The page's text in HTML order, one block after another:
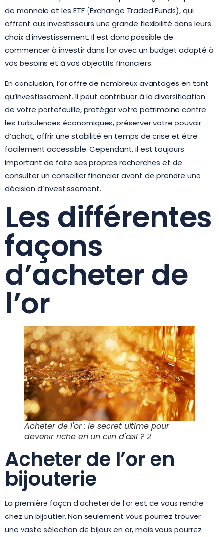
de monnaie et les ETF (Exchange Traded Funds), qui
offrent aux investisseurs une grande flexibilité dans leurs
choix d’investissement. Il est donc possible de
commencer à investir dans l’or avec un budget adapté à
vos besoins et à vos objectifs financiers.
En conclusion, l’or offre de nombreux avantages en tant
qu’investissement. Il peut contribuer à la diversification
de votre portefeuille, protéger votre patrimoine contre
les turbulences économiques, préserver votre pouvoir
d’achat, offrir une stabilité en temps de crise et être
facilement accessible. Cependant, il est toujours
important de faire ses propres recherches et de
consulter un conseiller financier avant de prendre une
décision d’investissement.
Les différentes
façons
d’acheter de
l’or
Acheter de l'or : le secret ultime pour
devenir riche en un clin d'œil ? 2
Acheter de l’or en
bijouterie
La première façon d’acheter de l’or est de vous rendre
chez un bijoutier. Non seulement vous pourrez trouver
une vaste sélection de bijoux en or, mais vous pourrez